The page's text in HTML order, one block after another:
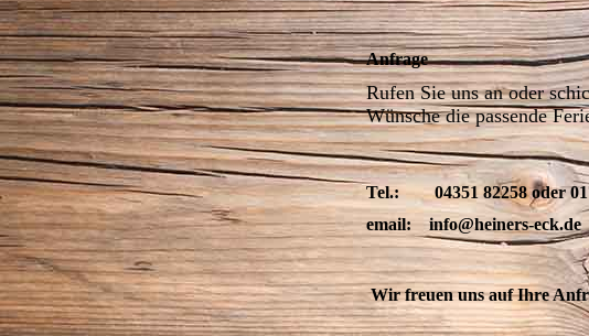
Anfrage
Rufen Sie uns an oder
Wünsche die passende
Tel.: 04351 82258 oder
email: info@heiners-eck.de
Wir freuen uns auf Ihre